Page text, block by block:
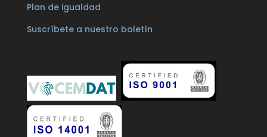
Plan de igualdad
Suscríbete a nuestro boletín